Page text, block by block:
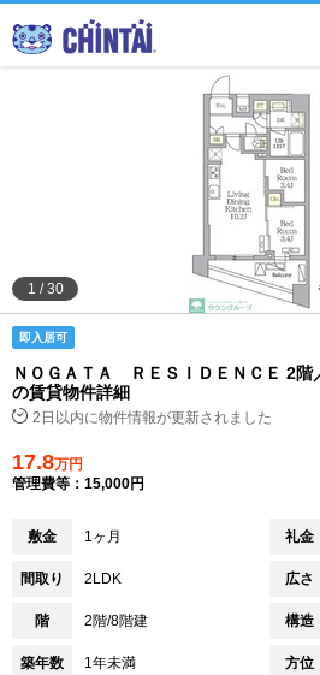
住所から
家賃相場
通勤通
物件特集
不動産
1 /30
即入居可
ＮＯＧＡＴＡ ＲＥＳＩＤＥＮＣＥ 2階
の賃貸物件詳細
2日以内に物件情報が更新されました
17.8万円
管理費等：15,000円
敷金 1ヶ月 礼金
間取り 2LDK 広さ
階 2階/8階建 構造
築年数 1年未満 方位